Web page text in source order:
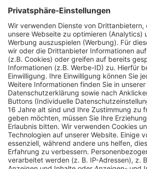
Über uns
Service Hotline
Shop Service
Informationen
Folge uns